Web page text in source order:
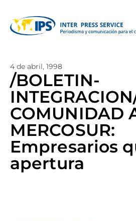
4 de abril, 1998
/BOLETIN-
COMUNIDAD
MERCOSUR:
Empresarios
apertura